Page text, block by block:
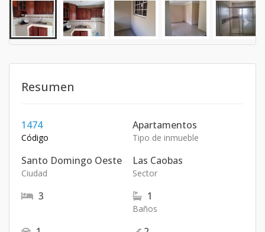
Resumen
1474
Código
Apartamentos
Tipo de inmueble
Santo Domingo Oeste
Ciudad
Las Caobas
Sector
3 1
Baños